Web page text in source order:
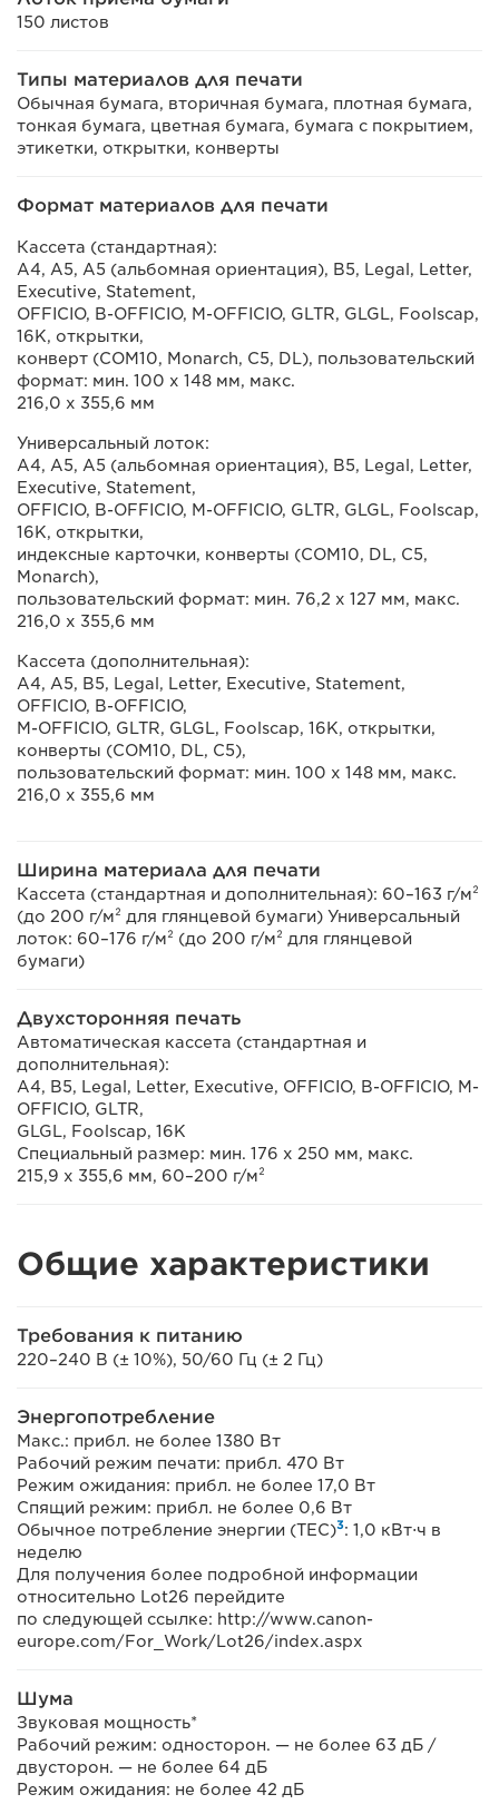
150 листов
Типы материалов для печати
Обычная бумага, вторичная бумага, плотная бумага,
тонкая бумага, цветная бумага, бумага с покрытием,
этикетки, открытки, конверты
Формат материалов для печати
Кассета (стандартная):
A4, A5, A5 (альбомная ориентация), B5, Legal, Letter,
Executive, Statement,
OFFICIO, B-OFFICIO, M-OFFICIO, GLTR, GLGL, Foolscap,
16K, открытки,
конверт (COM10, Monarch, C5, DL), пользовательский
формат: мин. 100 х 148 мм, макс.
216,0 х 355,6 мм
Универсальный лоток:
A4, A5, A5 (альбомная ориентация), B5, Legal, Letter,
Executive, Statement,
OFFICIO, B-OFFICIO, M-OFFICIO, GLTR, GLGL, Foolscap,
16K, открытки,
индексные карточки, конверты (COM10, DL, C5,
Monarch),
пользовательский формат: мин. 76,2 x 127 мм, макс.
216,0 x 355,6 мм
Кассета (дополнительная):
A4, A5, B5, Legal, Letter, Executive, Statement,
OFFICIO, B-OFFICIO,
M-OFFICIO, GLTR, GLGL, Foolscap, 16K, открытки,
конверты (COM10, DL, C5),
пользовательский формат: мин. 100 х 148 мм, макс.
216,0 х 355,6 мм
Ширина материала для печати
Кассета (стандартная и дополнительная): 60–163 г/м²
(до 200 г/м² для глянцевой бумаги) Универсальный
лоток: 60–176 г/м² (до 200 г/м² для глянцевой
бумаги)
Двухсторонняя печать
Автоматическая кассета (стандартная и
дополнительная):
A4, B5, Legal, Letter, Executive, OFFICIO, B-OFFICIO, M-
OFFICIO, GLTR,
GLGL, Foolscap, 16K
Специальный размер: мин. 176 х 250 мм, макс.
215,9 x 355,6 мм, 60–200 г/м²
Общие характеристики
Требования к питанию
220–240 В (± 10%), 50/60 Гц (± 2 Гц)
Энергопотребление
Макс.: прибл. не более 1380 Вт
Рабочий режим печати: прибл. 470 Вт
Режим ожидания: прибл. не более 17,0 Вт
Спящий режим: прибл. не более 0,6 Вт
Обычное потребление энергии (TEC)3: 1,0 кВт⋅ч в
неделю
Для получения более подробной информации
относительно Lot26 перейдите
по следующей ссылке: http://www.canon-
europe.com/For_Work/Lot26/index.aspx
Шума
Звуковая мощность*
Рабочий режим: односторон. — не более 63 дБ /
двусторон. — не более 64 дБ
Режим ожидания: не более 42 дБ